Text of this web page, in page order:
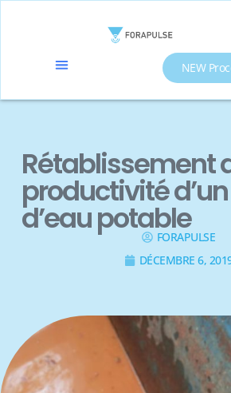
NEW
Rétablissement
productivité
d’eau potable
FORAPULSE
DÉCEMBRE 6,